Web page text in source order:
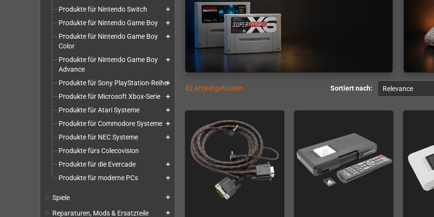
Produkte für Nintendo Switch add
Produkte für Nintendo Game Boy add
Produkte für Nintendo Game Boy
Color
add
Produkte für Nintendo Game Boy
Advance
add
Produkte für Sony PlayStation-Reiheadd
Produkte für Microsoft Xbox-Serie add
Produkte für Atari Systeme add
Produkte für Commodore Systeme add
Produkte für NEC Systeme add
Produkte fürs Colecovision
Produkte für die Evercade
add
Produkte für moderne PCs add
Spiele add
Reparaturen, Mods & Ersatzteile add
Sortiert nach: Relevance
42 Artikel gefunden